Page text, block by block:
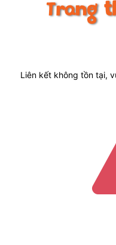
Trang
Liên kết không tồn tại,